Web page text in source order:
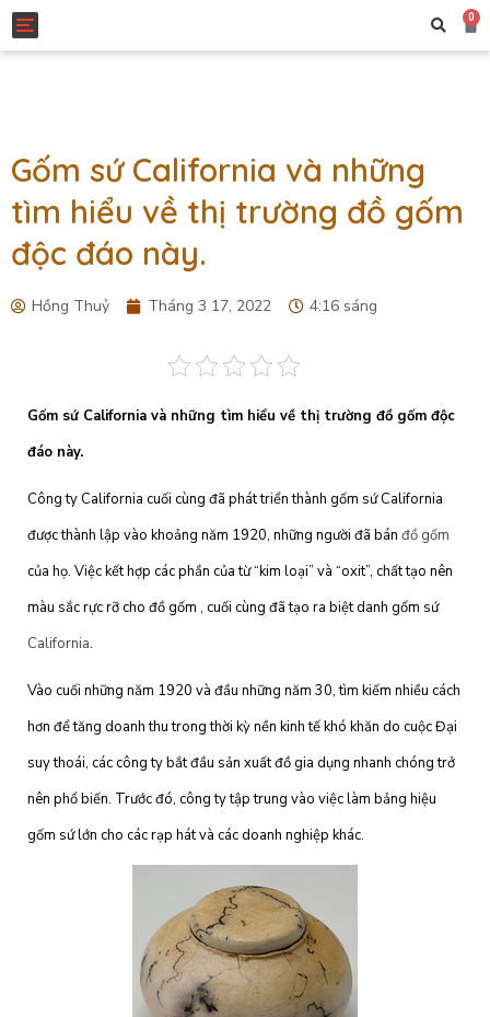
Toggle navigation 0
Gốm sứ California và những
tìm hiểu về thị trường đồ gốm
độc đáo này.
Hồng Thuỷ Tháng 3 17, 2022 4:16 sáng
Gốm sứ California và những tìm hiểu về thị trường đồ gốm độc
đáo này.
Công ty California cuối cùng đã phát triển thành gốm sứ California
được thành lập vào khoảng năm 1920, những người đã bán đồ gốm
của họ. Việc kết hợp các phần của từ “kim loại” và “oxit”, chất tạo nên
màu sắc rực rỡ cho đồ gốm , cuối cùng đã tạo ra biệt danh gốm sứ
California.
Vào cuối những năm 1920 và đầu những năm 30, tìm kiếm nhiều cách
hơn để tăng doanh thu trong thời kỳ nền kinh tế khó khăn do cuộc Đại
suy thoái, các công ty bắt đầu sản xuất đồ gia dụng nhanh chóng trở
nên phổ biến. Trước đó, công ty tập trung vào việc làm bảng hiệu
gốm sứ lớn cho các rạp hát và các doanh nghiệp khác.